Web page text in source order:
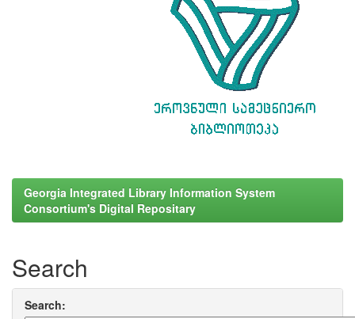
Georgia Integrated Library Information System
Consortium's Digital Repositary
Search
Search: